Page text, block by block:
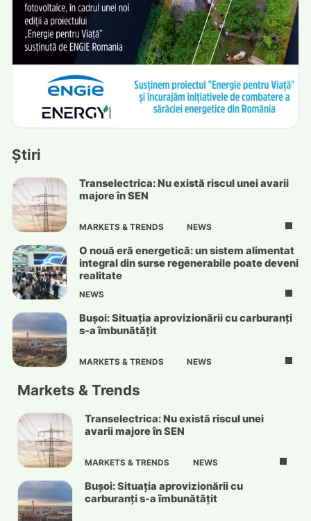
Știri
Transelectrica: Nu există riscul unei avarii
majore în SEN
MARKETS & TRENDS NEWS
O nouă eră energetică: un sistem alimentat
integral din surse regenerabile poate deveni
realitate
NEWS
Bușoi: Situația aprovizionării cu carburanți
s-a îmbunătățit
MARKETS & TRENDS NEWS
Markets & Trends
Transelectrica: Nu există riscul unei
avarii majore în SEN
MARKETS & TRENDS NEWS
Bușoi: Situația aprovizionării cu
carburanți s-a îmbunătățit